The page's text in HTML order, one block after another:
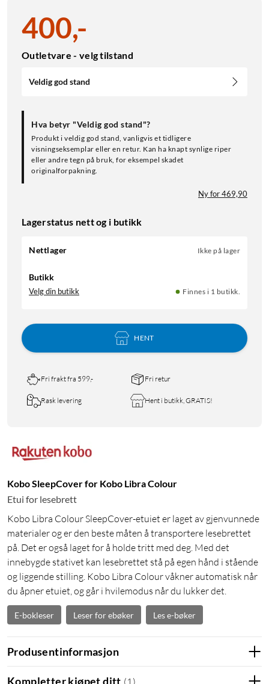
400,-
Outletvare - velg tilstand
Veldig god stand
Hva betyr "Veldig god stand"?
Produkt i veldig god stand, vanligvis et tidligere
visningseksemplar eller en retur. Kan ha knapt synlige riper
eller andre tegn på bruk, for eksempel skadet
originalforpakning.
Ny for 469,90
Lagerstatus nett og i butikk
Nettlager Ikke på lager
Butikk
Velg din butikk Finnes i 1 butikk.
HENT
Fri frakt fra 599,- Fri retur
Rask levering Hent i butikk, GRATIS!
Kobo SleepCover for Kobo Libra Colour
Etui for lesebrett
Kobo Libra Colour SleepCover-etuiet er laget av gjenvunnede
materialer og er den beste måten å transportere lesebrettet
på. Det er også laget for å holde tritt med deg. Med det
innebygde stativet kan lesebrettet stå på egen hånd i stående
og liggende stilling. Kobo Libra Colour våkner automatisk når
du åpner etuiet, og går i hvilemodus når du lukker det.
E-bokleser Leser for ebøker Les e-bøker
Produsentinformasjon
Kompletter kjøpet ditt (1 )